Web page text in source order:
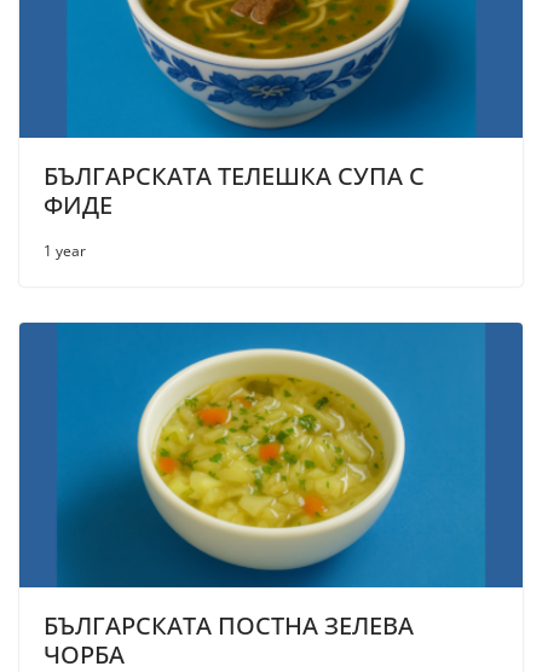
БЪЛГАРСКАТА ТЕЛЕШКА СУПА С
ФИДЕ
1 year
БЪЛГАРСКАТА ПОСТНА ЗЕЛЕВА
ЧОРБА